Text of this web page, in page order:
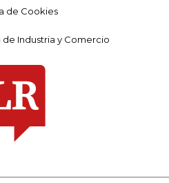
de Cookies
Industria y Comercio